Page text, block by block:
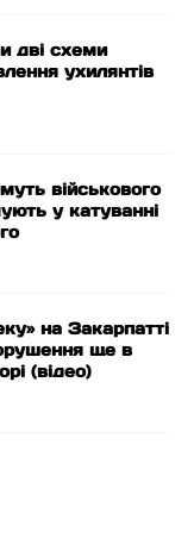
дві схеми
ухилянтів
військового
у катуванні
на Закарпатті
ще в
(відео)